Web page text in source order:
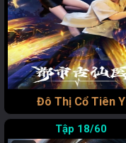
Đô Thị Cổ Tiên Y
18/60